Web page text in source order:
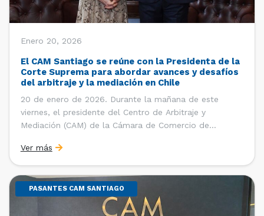
Enero 20, 2026
El CAM Santiago se reúne con la Presidenta de la
Corte Suprema para abordar avances y desafíos
del arbitraje y la mediación en Chile
20 de enero de 2026. Durante la mañana de este
viernes, el presidente del Centro de Arbitraje y
Mediación (CAM) de la Cámara de Comercio de
del CAM Santiago, Ximena Vial; y el gerente general de
la CCS, Carlos Soublette, sostuvieron un encuentro […]
Ver más
PASANTES CAM SANTIAGO